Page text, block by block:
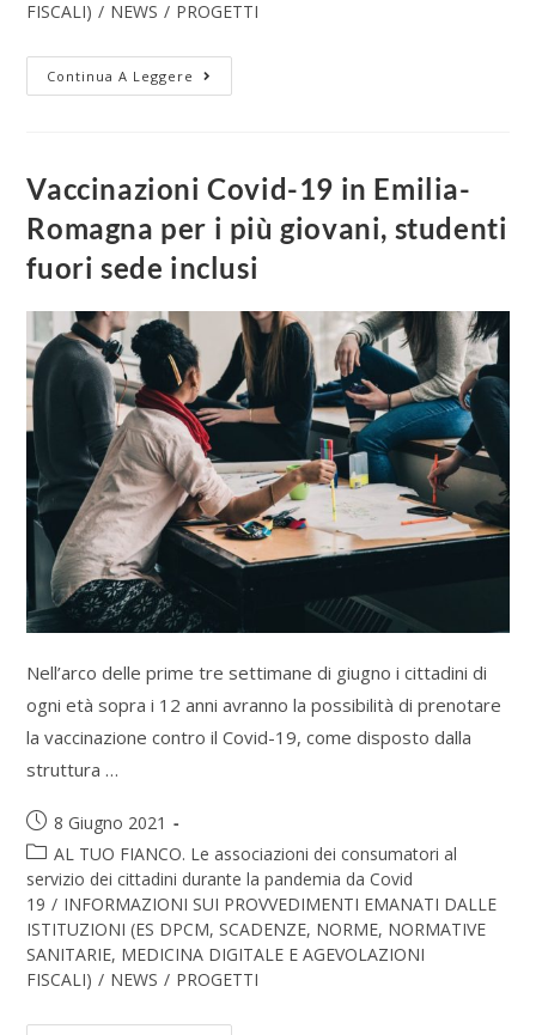
FISCALI) / NEWS / PROGETTI
Continua A Leggere
Vaccinazioni Covid-19 in Emilia-
Romagna per i più giovani, studenti
fuori sede inclusi
Nell’arco delle prime tre settimane di giugno i cittadini di
ogni età sopra i 12 anni avranno la possibilità di prenotare
la vaccinazione contro il Covid-19, come disposto dalla
struttura …
8 Giugno 2021
AL TUO FIANCO. Le associazioni dei consumatori al
servizio dei cittadini durante la pandemia da Covid
19 / INFORMAZIONI SUI PROVVEDIMENTI EMANATI DALLE
ISTITUZIONI (ES DPCM, SCADENZE, NORME, NORMATIVE
SANITARIE, MEDICINA DIGITALE E AGEVOLAZIONI
FISCALI) / NEWS / PROGETTI